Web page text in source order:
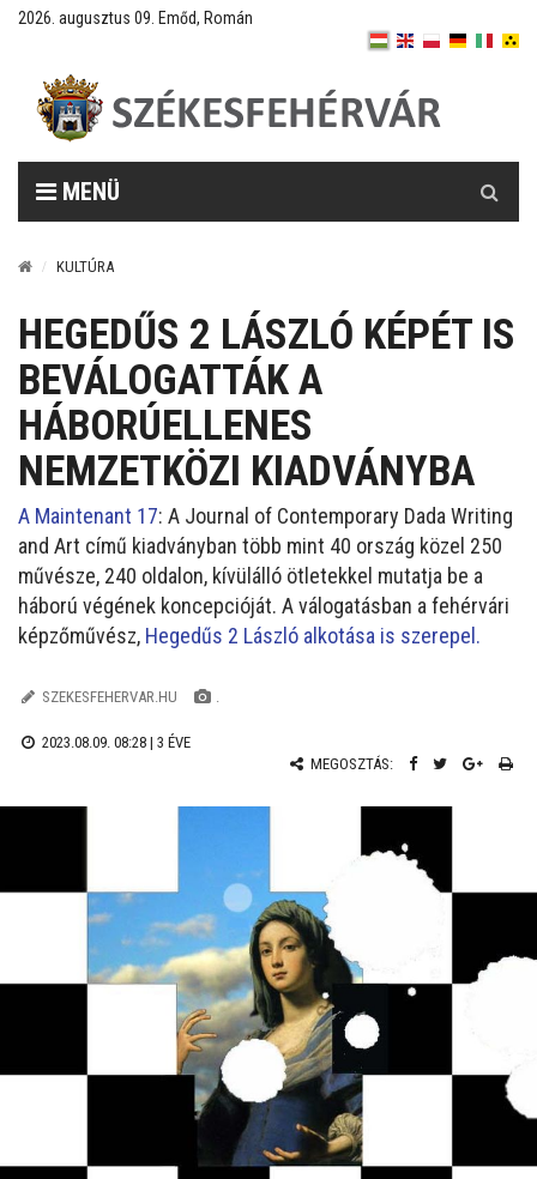
2026. augusztus 09. Emőd, Román
MENÜ
KULTÚRA
HEGEDŰS 2 LÁSZLÓ KÉPÉT IS
BEVÁLOGATTÁK A
HÁBORÚELLENES
NEMZETKÖZI KIADVÁNYBA
A Maintenant 17: A Journal of Contemporary Dada Writing
and Art című kiadványban több mint 40 ország közel 250
művésze, 240 oldalon, kívülálló ötletekkel mutatja be a
háború végének koncepcióját. A válogatásban a fehérvári
képzőművész, Hegedűs 2 László alkotása is szerepel.
SZEKESFEHERVAR.HU .
2023.08.09. 08:28 | 3 ÉVE
MEGOSZTÁS: